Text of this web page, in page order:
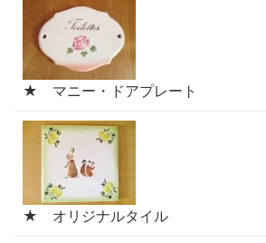
★ マニー・ドアプレート
★ オリジナルタイル